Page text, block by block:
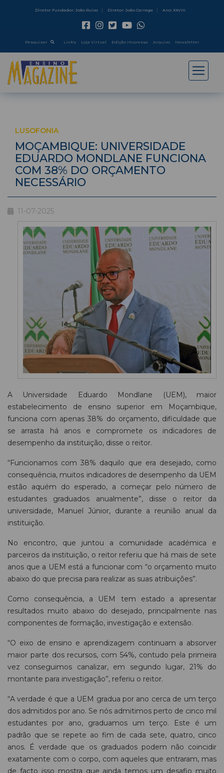
Diretor Fundador: João Ruivo Diretor: João Carrega Ano: XXVIII
Pesquisar Link's Loja Virtual Edição Impressa Arquivo Newsletter
LUSOFONIA
MOÇAMBIQUE: UNIVERSIDADE
EDUARDO MONDLANE FUNCIONA
COM 38% DO ORÇAMENTO
NECESSÁRIO
11-07-2025
A Universidade Eduardo Mondlane (UEM), maior
estabelecimento de ensino superior em Moçambique,
funciona com apenas 38% do orçamento, dificuldade que
se arrasta há anos e compromete os indicadores de
desempenho da instituição, disse o reitor.
“Funcionamos com 38% daquilo que era desejado, como
consequência, muitos indicadores de desempenho da UEM
estão aquém do esperado, a começar pelo número de
estudantes graduados anualmente”, disse o reitor da
universidade, Manuel Júnior, durante a reunião anual da
instituição.
No encontro, que juntou a comunidade académica e
parceiros da instituição, o reitor referiu que há mais de sete
anos que a UEM está a funcionar com “o orçamento muito
abaixo do que precisa para realizar as suas atribuições”.
Como consequência, a UEM tem estado a apresentar
resultados muito abaixo do desejado, principalmente nas
componentes de formação, investigação e extensão.
“O eixo de ensino e aprendizagem continuam a absorver
maior parte dos recursos, com 54%, contudo pela primeira
vez conseguimos canalizar, em segundo lugar, 21% do
montante para investigação”, referiu o reitor.
“A verdade é que a UEM gradua por ano cerca de um terço
dos admitidos por ano. Se nós admitimos perto de cinco mil
estudantes por ano, graduamos um terço. Este é um
padrão que se repete ao fim de cada sete, quatro, cinco
anos. É verdade que os graduados podem não coincidir
exatamente com o corpo, com aqueles que entraram, mas
de facto isso mostra que ainda temos um desafio muito